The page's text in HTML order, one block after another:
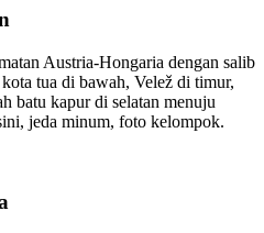
Austria-Hongaria dengan salib
tua di bawah, Velež di timur,
batu kapur di selatan menuju
jeda minum, foto kelompok.